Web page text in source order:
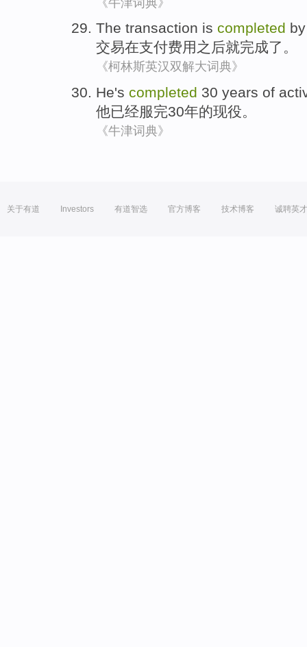
The transaction is completed by
交易在支付费用之后就完成了。
《柯林斯英汉双解大词典》
He's completed 30 years of
他已经服完30年的现役。
《牛津词典》
关于有道 Investors 有道智选 官方博客 技术博客 诚聘英才